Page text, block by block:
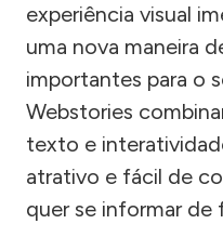
experiência visual
uma nova maneira
importantes para o
Webstories
texto e
atrativo e fácil de
quer se informar de